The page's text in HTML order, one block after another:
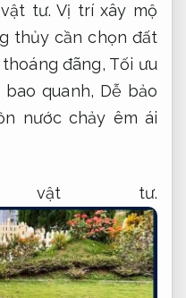
tư. Vị trí xây mộ
thủy cần chọn đất
thoáng đãng, Tối ưu
quanh, Dễ bảo
nước chảy êm ái
vật tư.